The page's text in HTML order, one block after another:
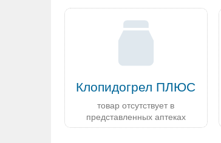
Клопидогрел ПЛЮС
товар отсутствует в
представленных аптеках